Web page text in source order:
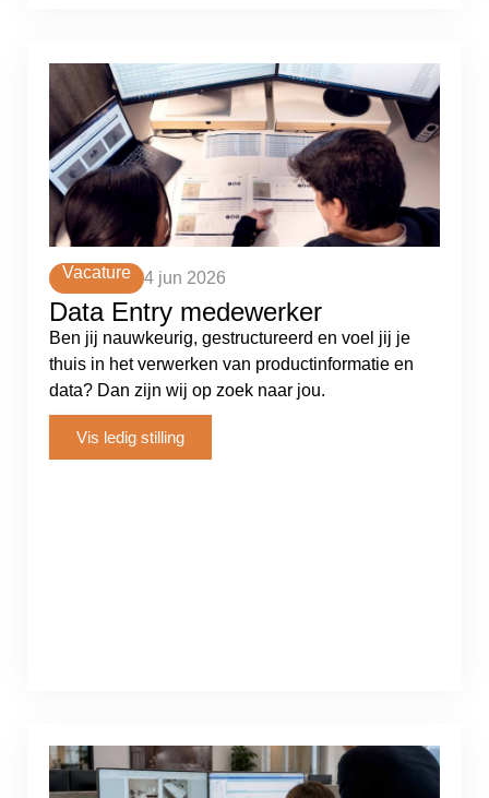
Vacature 4 jun 2026
Data Entry medewerker
Ben jij nauwkeurig, gestructureerd en voel jij je
thuis in het verwerken van productinformatie en
data? Dan zijn wij op zoek naar jou.
Vis ledig stilling